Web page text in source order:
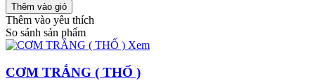
Thêm vào yêu thích
So sánh sản phẩm
Xem
CƠM TRẮNG ( THỐ )